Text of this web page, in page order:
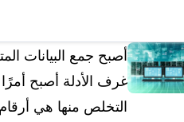
في
STUDIO، أو قم
الميزات
Search
أصبح جمع البيانات
غرف الأدلة أصبح أمرًا
التخلص منها هي